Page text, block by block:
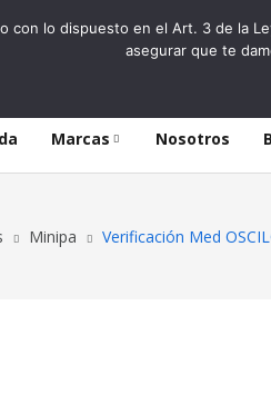
Marcas Nosotros
Minipa Verificación Med
con lo dispuesto en el Art. 3 de la
asegurar que te